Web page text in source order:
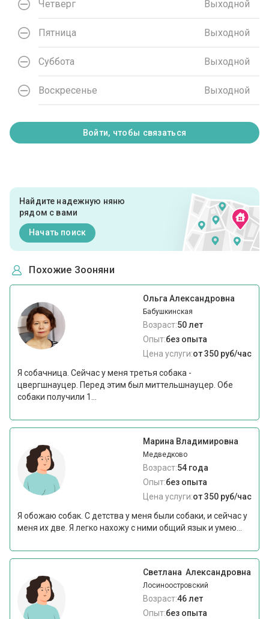
Четверг Выходной
Пятница Выходной
Суббота Выходной
Воскресенье Выходной
Войти, чтобы связаться
Найдите надежную няню
рядом с вами
Начать поиск
Похожие Зооняни
Ольга Александровна
Бабушкинская
Возраст:50 лет
Опыт:без опыта
Цена услуги:от 350 руб/час
Я собачница. Сейчас у меня третья собака -
цвергшнауцер. Перед этим был миттельшнауцер. Обе
собаки получили 1...
Марина Владимировна
Медведково
Возраст:54 года
Опыт:без опыта
Цена услуги:от 350 руб/час
Я обожаю собак. С детства у меня были собаки, и сейчас у
меня их две. Я легко нахожу с ними общий язык и умею...
Светлана Александровна
Лосиноостровский
Возраст:46 лет
Опыт:без опыта